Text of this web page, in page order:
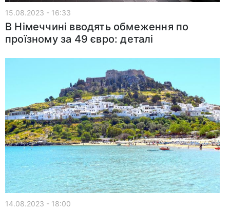
15.08.2023 - 16:33
В Німеччині вводять обмеження по
проїзному за 49 євро: деталі
14.08.2023 - 18:00